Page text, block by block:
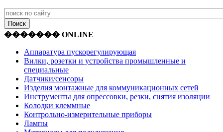
������� ONLINE
Аппаратура пускорегулирующая
Вилки, розетки и устройства промышленные и
специальные
Датчики/сенсоры
Изделия монтажные для коммуникационных сетей
Инструменты для опрессовки, резки, снятия изоляции
Колодки клеммные
Контрольно-измерительные приборы
Лампы